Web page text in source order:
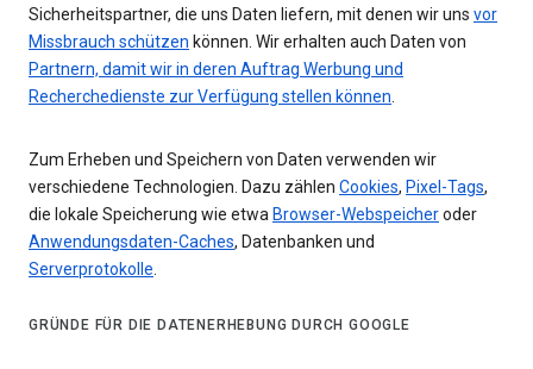
Sicherheitspartner, die uns Daten liefern, mit denen wir uns vor
Missbrauch schützen können. Wir erhalten auch Daten von
Partnern, damit wir in deren Auftrag Werbung und
Recherchedienste zur Verfügung stellen können.
Zum Erheben und Speichern von Daten verwenden wir
verschiedene Technologien. Dazu zählen Cookies, Pixel-Tags,
die lokale Speicherung wie etwa Browser-Webspeicheroder
Anwendungsdaten-Caches, Datenbanken und
Serverprotokolle.
GRÜNDE FÜR DIE DATENERHEBUNG DURCH GOOGLE